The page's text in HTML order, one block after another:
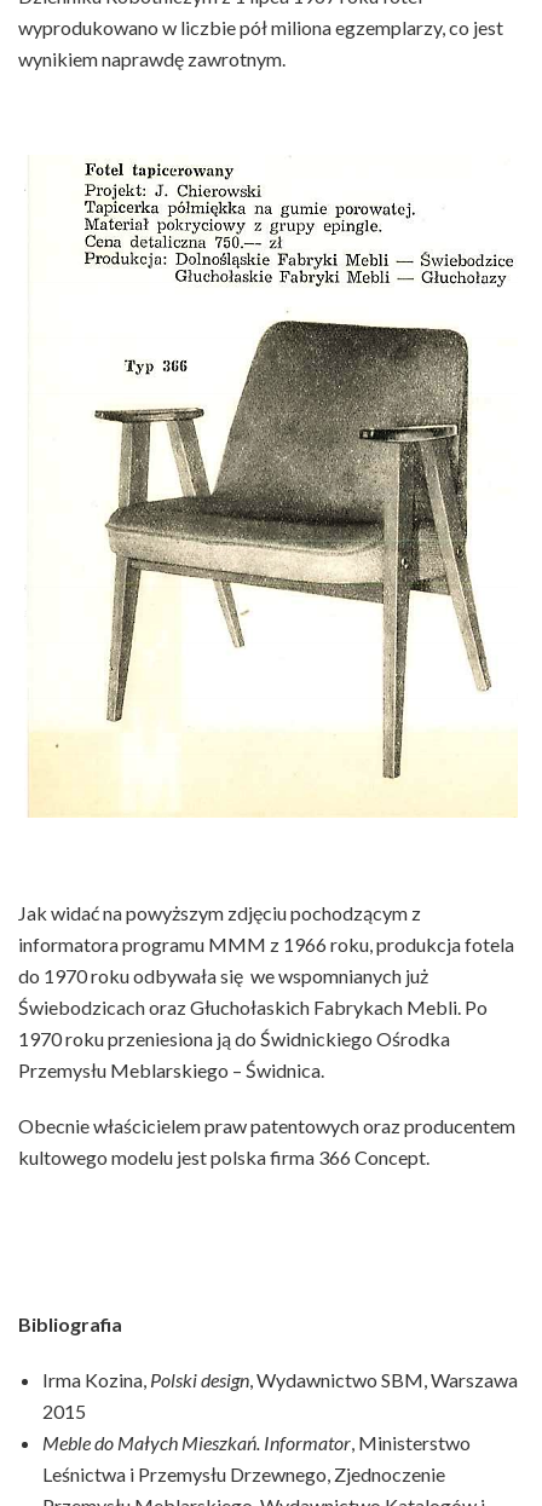
wyprodukowano w liczbie pół miliona egzemplarzy, co jest
wynikiem naprawdę zawrotnym.
Jak widać na powyższym zdjęciu pochodzącym z
informatora programu MMM z 1966 roku, produkcja fotela
do 1970 roku odbywała się we wspomnianych już
Świebodzicach oraz Głuchołaskich Fabrykach Mebli. Po
1970 roku przeniesiona ją do Świdnickiego Ośrodka
Przemysłu Meblarskiego – Świdnica.
Obecnie właścicielem praw patentowych oraz producentem
kultowego modelu jest polska firma 366 Concept.
Bibliografia
Irma Kozina, Polski design , Wydawnictwo SBM, Warszawa
2015
Meble do Małych Mieszkań. Informator , Ministerstwo
Leśnictwa i Przemysłu Drzewnego, Zjednoczenie